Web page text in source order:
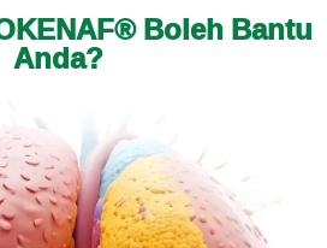
Boleh Bantu
Anda?